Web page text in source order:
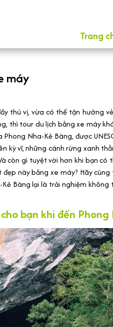
Trang
máy
thú vị, vừa có thể tận hưởng
thì tour du lịch bằng xe máy
Nha-Kẻ Bàng, được
kỳ vĩ, những cánh rừng xanh
còn gì tuyệt vời hơn khi bạn có
này bằng xe máy? Hãy
Bàng lại là trải nghiệm không
bạn khi đến Phong